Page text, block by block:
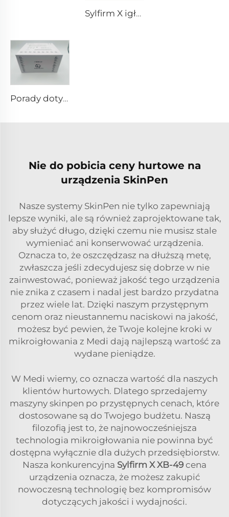
Sylfirm X igłowanie mikroigłowe pielęgnacja skóry końcówki sylfirm X XB-49
Porady dotyczące RF w pixel8
Nie do pobicia ceny hurtowe na
urządzenia SkinPen
Nasze systemy SkinPen nie tylko zapewniają
lepsze wyniki, ale są również zaprojektowane tak,
aby służyć długo, dzięki czemu nie musisz stale
wymieniać ani konserwować urządzenia.
Oznacza to, że oszczędzasz na dłuższą metę,
zwłaszcza jeśli zdecydujesz się dobrze w nie
zainwestować, ponieważ jakość tego urządzenia
nie znika z czasem i nadal jest bardzo przydatna
przez wiele lat. Dzięki naszym przystępnym
cenom oraz nieustannemu naciskowi na jakość,
możesz być pewien, że Twoje kolejne kroki w
mikroigłowania z Medi dają najlepszą wartość za
wydane pieniądze.
W Medi wiemy, co oznacza wartość dla naszych
klientów hurtowych. Dlatego sprzedajemy
maszyny skinpen po przystępnych cenach, które
dostosowane są do Twojego budżetu. Naszą
filozofią jest to, że najnowocześniejsza
technologia mikroigłowania nie powinna być
dostępna wyłącznie dla dużych przedsiębiorstw.
Nasza konkurencyjna Sylfirm X XB-49 cena
urządzenia oznacza, że możesz zakupić
nowoczesną technologię bez kompromisów
dotyczących jakości i wydajności.